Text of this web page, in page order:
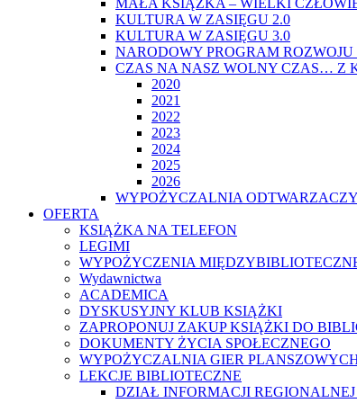
MAŁA KSIĄŻKA – WIELKI
KULTURA W ZASIĘGU 2.0
KULTURA W ZASIĘGU 3.0
NARODOWY PROGRAM
CZAS NA NASZ WOLNY CZAS… Z
2020
2021
2022
2023
2024
2025
2026
WYPOŻYCZALNIA
OFERTA
KSIĄŻKA NA TELEFON
LEGIMI
WYPOŻYCZENIA
Wydawnictwa
ACADEMICA
DYSKUSYJNY KLUB KSIĄŻKI
ZAPROPONUJ ZAKUP KSIĄŻKI DO
DOKUMENTY ŻYCIA SPOŁECZNEGO
WYPOŻYCZALNIA GIER
LEKCJE BIBLIOTECZNE
DZIAŁ INFORMACJI